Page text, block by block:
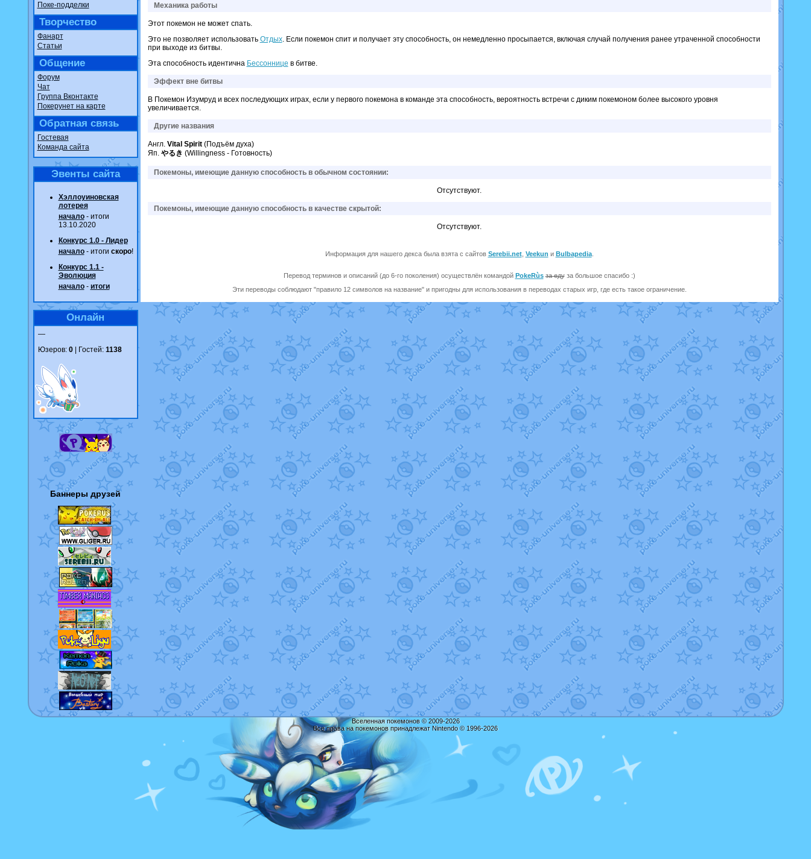
Поке-подделки
Творчество
Фанарт
Статьи
Общение
Форум
Чат
Группа Вконтакте
Покерунет на карте
Обратная связь
Гостевая
Команда сайта
Эвенты сайта
Хэллоуиновская
лотерея
начало- итоги
13.10.2020
Конкурс 1.0 - Лидер
начало- итоги скоро!
Конкурс 1.1 -
Эволюция
начало- итоги
Онлайн
—
Юзеров: 0| Гостей: 1138
Баннеры друзей
Механика работы
Этот покемон не может спать.
Это не позволяет использовать Отдых. Если покемон спит и получает эту способность, он немедленно просыпается, включая случай получения ранее утраченной способности
при выходе из битвы.
Эта способность идентична Бессоннице в битве.
Эффект вне битвы
В Покемон Изумруд и всех последующих играх, если у первого покемона в команде эта способность, вероятность встречи с диким покемоном более высокого уровня
увеличивается.
Другие названия
Англ. Vital Spirit(Подъём духа)
Яп. やるき (Willingness - Готовность)
Покемоны, имеющие данную способность в обычном состоянии:
Отсутствуют.
Покемоны, имеющие данную способность в качестве скрытой:
Отсутствуют.
Информация для нашего декса была взята с сайтов Serebii.net, Veekun и Bulbapedia.
Перевод терминов и описаний (до 6-го поколения) осуществлён командой PokeRùs за едуза большое спасибо :)
Эти переводы соблюдают "правило 12 символов на название" и пригодны для использования в переводах старых игр, где есть такое ограничение.
Вселенная покемонов © 2009-2026
Все права на покемонов принадлежат Nintendo © 1996-2026